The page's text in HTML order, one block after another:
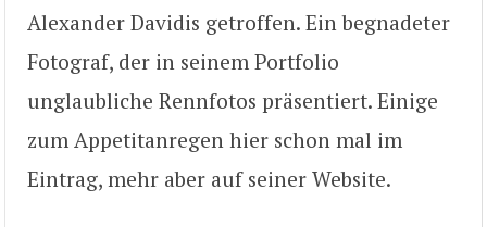
Alexander Davidis getroffen. Ein begnadeter
Fotograf, der in seinem Portfolio
unglaubliche Rennfotos präsentiert. Einige
zum Appetitanregen hier schon mal im
Eintrag, mehr aber auf seiner Website.